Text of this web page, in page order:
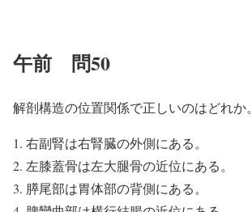
午前 問50
解剖構造の位置関係で正しいのはどれか。
右副腎は右腎臓の外側にある。
左膝蓋骨は左大腿骨の近位にある。
膵尾部は胃体部の背側にある。